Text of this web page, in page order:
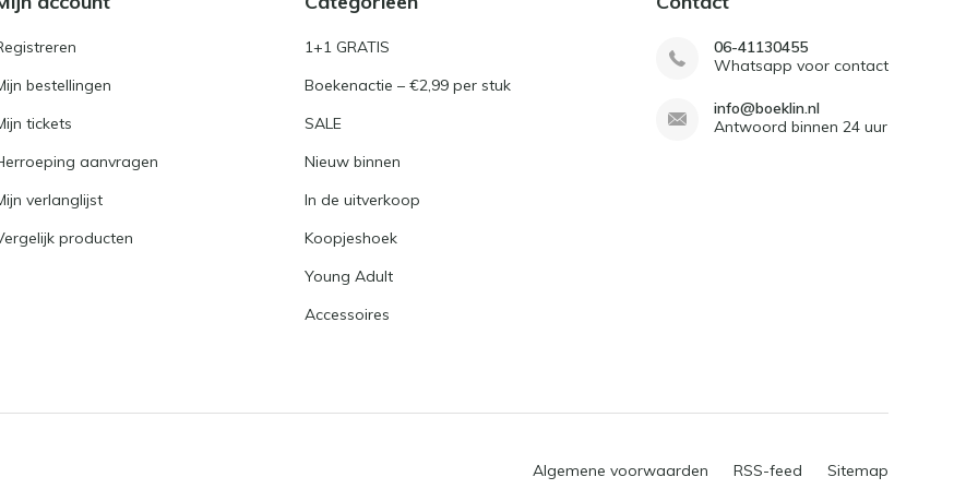
bestellingen
tickets
aanvragen
verlanglijst
producten
1+1 GRATIS
Boekenactie – €2,99 per stuk
SALE
Nieuw binnen
In de uitverkoop
Koopjeshoek
Young Adult
Accessoires
06-41130455
Whatsapp voor contact
info@boeklin.nl
Antwoord binnen 24 uur
Algemene voorwaarden RSS-feed Sitemap